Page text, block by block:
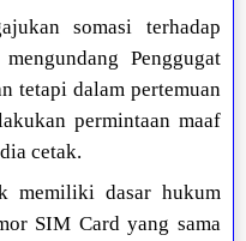
somasi terhadap
Penggugat
tetapi dalam pertemuan
permintaan maaf
cetak.
memiliki dasar hukum
SIM Card yang sama